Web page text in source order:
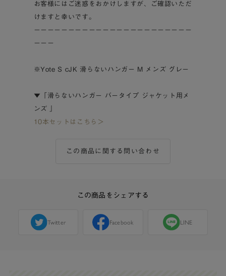
お客様にはご迷惑をおかけしますが、ご確認いただ
けますと幸いです。
－－－－－－－－－－－－－－－－－－－－－－－
－－－
※Yote S cJK 滑らないハンガー M メンズ グレー
▼「滑らないハンガー バータイプ ジャケット用メ
ンズ 」
10本セットはこちら＞
この商品に関する問い合わせ
この商品をシェアする
Twitter Facebook LINE